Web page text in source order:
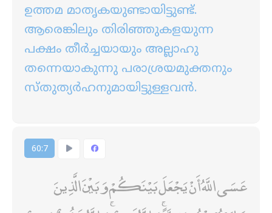
ഉത്തമ മാതൃകയുണ്ടായിട്ടുണ്ട്‌.
ആരെങ്കിലും തിരിഞ്ഞുകളയുന്ന
പക്ഷം തീര്‍ച്ചയായും അല്ലാഹു
തന്നെയാകുന്നു പരാശ്രയമുക്തനും
സ്തുത്യര്‍ഹനുമായിട്ടുള്ളവന്‍.
60:7
عَسَى اللَّهُ أَنْ يَجْعَلَ بَيْنَكُمْ وَبَيْنَ الَّذِينَ